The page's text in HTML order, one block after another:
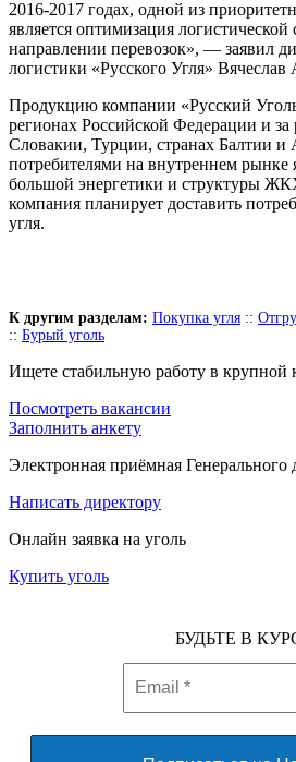
2016-2017 годах, одной из
является оптимизация
направлении перевозок», — заявил
логистики «Русского Угля»
Продукцию компании «Русский
регионах Российской Федерации и
Словакии, Турции, странах Балтии
потребителями на внутреннем рынке
большой энергетики и структуры
компания планирует доставить
угля.
К другим разделам: Покупка угля ::
:: Бурый уголь
Ищете стабильную работу в крупной
Посмотреть вакансии
Заполнить анкету
Электронная приёмная Генерального
Написать директору
Онлайн заявка на уголь
Купить уголь
БУДЬТЕ В